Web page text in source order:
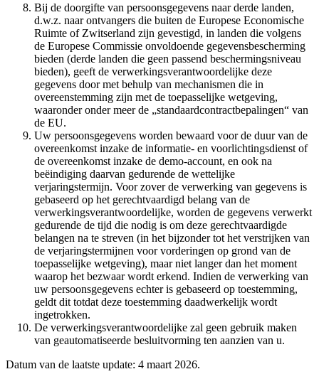
Bij de doorgifte van persoonsgegevens naar derde landen,
d.w.z. naar ontvangers die buiten de Europese Economische
Ruimte of Zwitserland zijn gevestigd, in landen die volgens
de Europese Commissie onvoldoende gegevensbescherming
bieden (derde landen die geen passend beschermingsniveau
bieden), geeft de verwerkingsverantwoordelijke deze
gegevens door met behulp van mechanismen die in
overeenstemming zijn met de toepasselijke wetgeving,
waaronder onder meer de „standaardcontractbepalingen“ van
de EU.
Uw persoonsgegevens worden bewaard voor de duur van de
overeenkomst inzake de informatie- en voorlichtingsdienst of
de overeenkomst inzake de demo-account, en ook na
beëindiging daarvan gedurende de wettelijke
verjaringstermijn. Voor zover de verwerking van gegevens is
gebaseerd op het gerechtvaardigd belang van de
verwerkingsverantwoordelijke, worden de gegevens verwerkt
gedurende de tijd die nodig is om deze gerechtvaardigde
belangen na te streven (in het bijzonder tot het verstrijken van
de verjaringstermijnen voor vorderingen op grond van de
toepasselijke wetgeving), maar niet langer dan het moment
waarop het bezwaar wordt erkend. Indien de verwerking van
uw persoonsgegevens echter is gebaseerd op toestemming,
geldt dit totdat deze toestemming daadwerkelijk wordt
ingetrokken.
De verwerkingsverantwoordelijke zal geen gebruik maken
van geautomatiseerde besluitvorming ten aanzien van u.
Datum van de laatste update: 4 maart 2026.